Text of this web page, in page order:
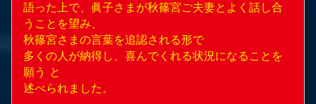
語った上で、眞子さまが秋篠宮ご夫妻とよく話し合
うことを望み、
秋篠宮さまの言葉を追認される形で
多くの人が納得し、喜んでくれる状況になることを
願う と
述べられました。